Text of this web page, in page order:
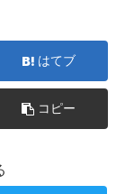
はてブ
コピー